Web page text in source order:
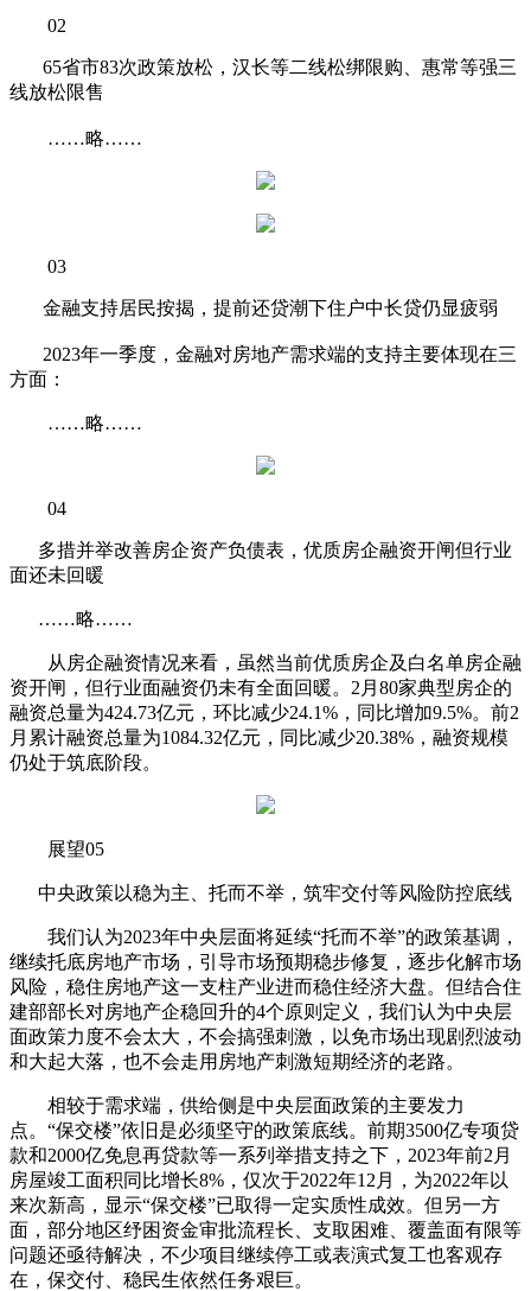
02
65省市83次政策放松，汉长等二线松绑限购、惠常等强三
线放松限售
……略……
03
金融支持居民按揭，提前还贷潮下住户中长贷仍显疲弱
2023年一季度，金融对房地产需求端的支持主要体现在三
方面：
……略……
04
多措并举改善房企资产负债表，优质房企融资开闸但行业
面还未回暖
……略……
从房企融资情况来看，虽然当前优质房企及白名单房企融
资开闸，但行业面融资仍未有全面回暖。2月80家典型房企的
融资总量为424.73亿元，环比减少24.1%，同比增加9.5%。前2
月累计融资总量为1084.32亿元，同比减少20.38%，融资规模
仍处于筑底阶段。
展望05
中央政策以稳为主、托而不举，筑牢交付等风险防控底线
我们认为2023年中央层面将延续“托而不举”的政策基调，
继续托底房地产市场，引导市场预期稳步修复，逐步化解市场
风险，稳住房地产这一支柱产业进而稳住经济大盘。但结合住
建部部长对房地产企稳回升的4个原则定义，我们认为中央层
面政策力度不会太大，不会搞强刺激，以免市场出现剧烈波动
和大起大落，也不会走用房地产刺激短期经济的老路。
相较于需求端，供给侧是中央层面政策的主要发力
点。“保交楼”依旧是必须坚守的政策底线。前期3500亿专项贷
款和2000亿免息再贷款等一系列举措支持之下，2023年前2月
房屋竣工面积同比增长8%，仅次于2022年12月，为2022年以
来次新高，显示“保交楼”已取得一定实质性成效。但另一方
面，部分地区纾困资金审批流程长、支取困难、覆盖面有限等
问题还亟待解决，不少项目继续停工或表演式复工也客观存
在，保交付、稳民生依然任务艰巨。